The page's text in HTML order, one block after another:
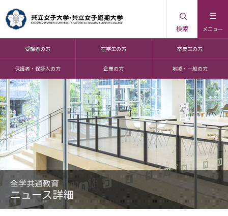
メニュー
検索
受験者の方 在学生の方 卒業生の方
保護者・保証人の方 企業の方 地域・一般の方
全学共通教育
ニュース詳細